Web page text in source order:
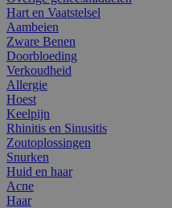
Hart en Vaatstelsel
Aambeien
Zware Benen
Doorbloeding
Verkoudheid
Allergie
Hoest
Keelpijn
Rhinitis en Sinusitis
Zoutoplossingen
Snurken
Huid en haar
Acne
Haar